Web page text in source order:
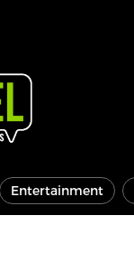
Entertainment